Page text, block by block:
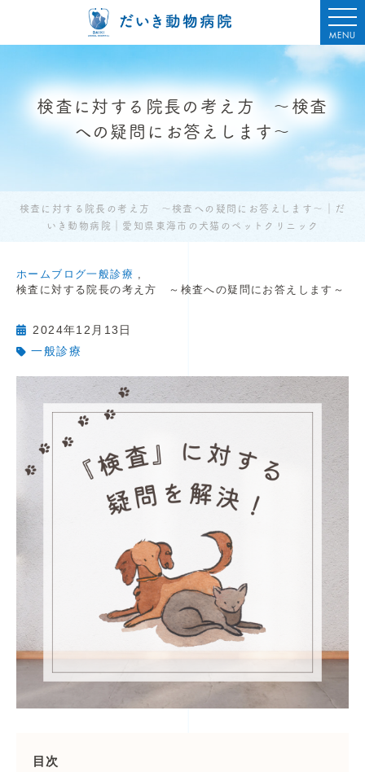
MENU
検査に対する院長の考え方 ～検査
への疑問にお答えします～
検査に対する院長の考え方 ～検査への疑問にお答えします～｜だ
いき動物病院｜愛知県東海市の犬猫のペットクリニック
ホーム ブログ一般診療
検査に対する院長の考え方 ～検査への疑問にお答えします～
2024年12月13日
一般診療
目次